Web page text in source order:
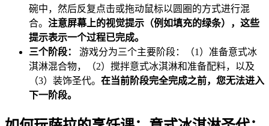
碗中，然后反复点击或拖动鼠标以圆圈的方式进行混
合。 注意屏幕上的视觉提示（例如填充的绿条），这些
提示表示一个过程已完成。
三个阶段：
游戏分为三个主要阶段：（1）准备意式冰
淇淋混合物，（2）搅拌意式冰淇淋和准备配料，以及
（3）装饰圣代。 在当前阶段完全完成之前，您无法进入
下一阶段。